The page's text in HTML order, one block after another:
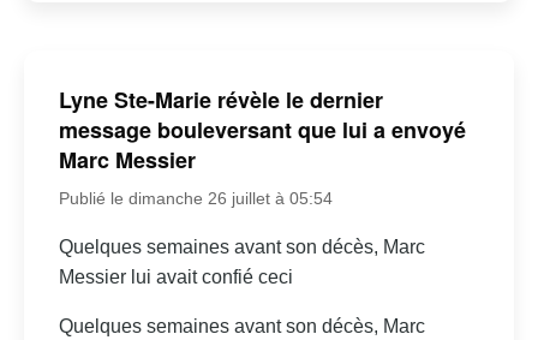
Lyne Ste-Marie révèle le dernier
message bouleversant que lui a envoyé
Marc Messier
Publié le dimanche 26 juillet à 05:54
Quelques semaines avant son décès, Marc
Messier lui avait confié ceci
Quelques semaines avant son décès, Marc